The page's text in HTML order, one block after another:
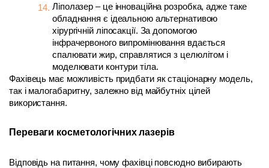
Ліполазер – це інноваційна розробка, адже таке
обладнання є ідеальною альтернативою
хірургічній ліпосакції. За допомогою
інфрачервоного випромінювання вдається
спалювати жир, справлятися з целюлітом і
моделювати контури тіла.
Фахівець має можливість придбати як стаціонарну модель,
так і малогабаритну, залежно від майбутніх цілей
використання.
Переваги косметологічних лазерів
Відповідь на питання, чому фахівці повсюдно вибирають